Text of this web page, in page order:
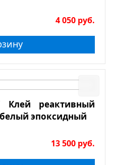
4 050 руб.
Клей реактивный
эпоксидный
13 500 руб.